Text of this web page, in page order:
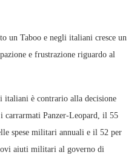
un Taboo e negli italiani cresce un
e frustrazione riguardo al
italiani è contrario alla decisione
carrarmati Panzer-Leopard, il 55
spese militari annuali e il 52 per
aiuti militari al governo di